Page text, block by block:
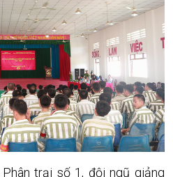
trại số 1, đội ngũ giảng